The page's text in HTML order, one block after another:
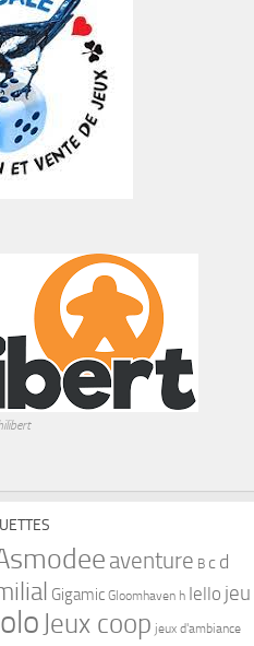
aventure B c d
Gigamic Gloomhaven h Iello jeu
Jeux coop jeux d'ambiance